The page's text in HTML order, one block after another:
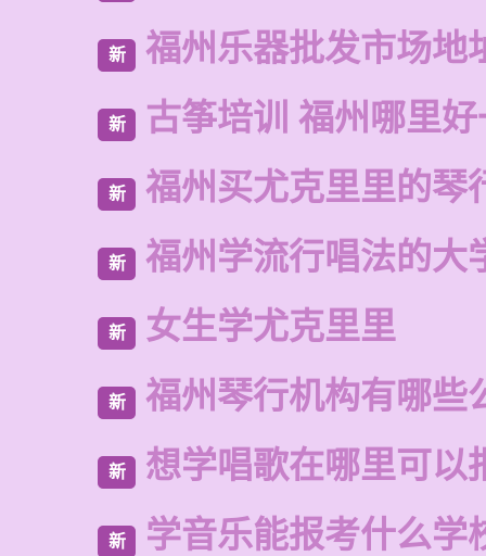
新 福州乐器批发市场地
新 古筝培训 福州哪里
新 福州买尤克里里的琴
新 福州学流行唱法的大
新 女生学尤克里里
新 福州琴行机构有哪些
新 想学唱歌在哪里可以
新 学音乐能报考什么学